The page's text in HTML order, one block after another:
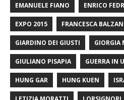
EMANUELE FIANO ENRICO
EXPO 2015 FRANCESCA
GIARDINO DEI GIUSTI GIORGIA
GIULIANO PISAPIA GUERRA IN
HUNG GAR HUNG KUEN